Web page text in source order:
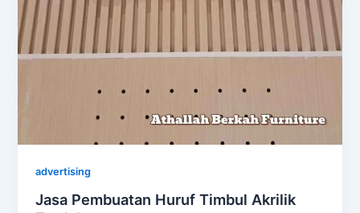
advertising
Jasa Pembuatan Huruf Timbul Akrilik